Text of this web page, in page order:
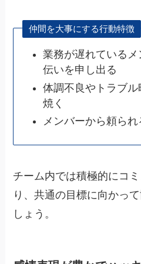
仲間を大事にする行動特徴
業務が遅れている
伝いを申し出る
体調不良やトラブ
焼く
メンバーから頼ら
チーム内では積極的にコ
り、共通の目標に向かっ
しょう。